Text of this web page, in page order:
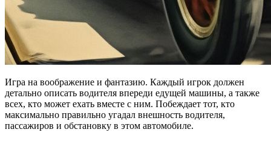
Игра на воображение и фантазию. Каждый игрок должен
детально описать водителя впереди едущей машины, а также
всех, кто может ехать вместе с ним. Побеждает тот, кто
максимально правильно угадал внешность водителя,
пассажиров и обстановку в этом автомобиле.